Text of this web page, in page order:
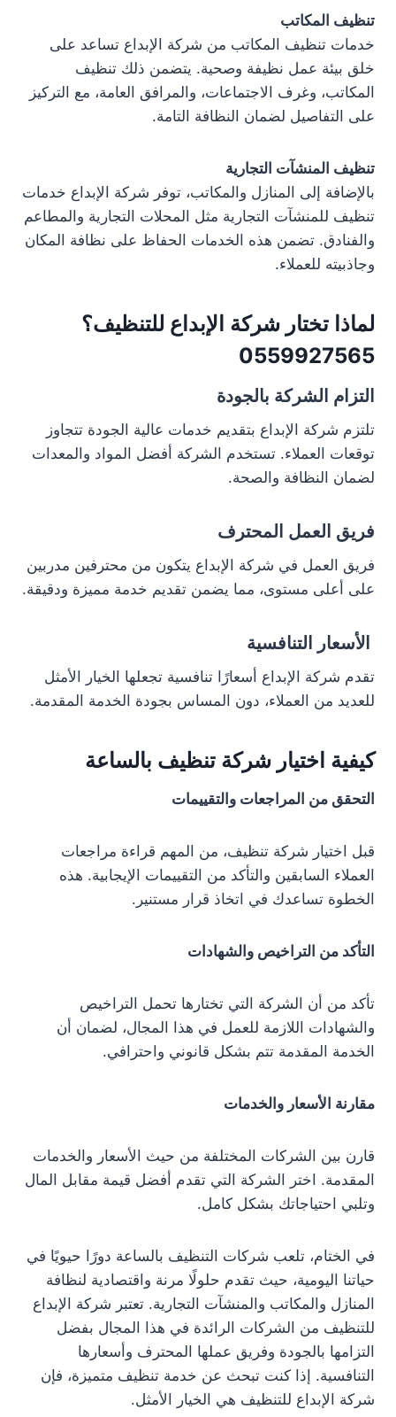
تنظيف المكاتب
خدمات تنظيف المكاتب من شركة الإبداع تساعد على
خلق بيئة عمل نظيفة وصحية. يتضمن ذلك تنظيف
المكاتب، وغرف الاجتماعات، والمرافق العامة، مع التركيز
على التفاصيل لضمان النظافة التامة.
تنظيف المنشآت التجارية
بالإضافة إلى المنازل والمكاتب، توفر شركة الإبداع خدمات
تنظيف للمنشآت التجارية مثل المحلات التجارية والمطاعم
والفنادق. تضمن هذه الخدمات الحفاظ على نظافة المكان
وجاذبيته للعملاء.
لماذا تختار شركة الإبداع للتنظيف؟
0559927565
التزام الشركة بالجودة
تلتزم شركة الإبداع بتقديم خدمات عالية الجودة تتجاوز
توقعات العملاء. تستخدم الشركة أفضل المواد والمعدات
لضمان النظافة والصحة.
فريق العمل المحترف
فريق العمل في شركة الإبداع يتكون من محترفين مدربين
على أعلى مستوى، مما يضمن تقديم خدمة مميزة ودقيقة.
الأسعار التنافسية
تقدم شركة الإبداع أسعارًا تنافسية تجعلها الخيار الأمثل
للعديد من العملاء، دون المساس بجودة الخدمة المقدمة.
كيفية اختيار شركة تنظيف بالساعة
التحقق من المراجعات والتقييمات
قبل اختيار شركة تنظيف، من المهم قراءة مراجعات
العملاء السابقين والتأكد من التقييمات الإيجابية. هذه
الخطوة تساعدك في اتخاذ قرار مستنير.
التأكد من التراخيص والشهادات
تأكد من أن الشركة التي تختارها تحمل التراخيص
والشهادات اللازمة للعمل في هذا المجال، لضمان أن
الخدمة المقدمة تتم بشكل قانوني واحترافي.
مقارنة الأسعار والخدمات
قارن بين الشركات المختلفة من حيث الأسعار والخدمات
المقدمة. اختر الشركة التي تقدم أفضل قيمة مقابل المال
وتلبي احتياجاتك بشكل كامل.
في الختام، تلعب شركات التنظيف بالساعة دورًا حيويًا في
حياتنا اليومية، حيث تقدم حلولًا مرنة واقتصادية لنظافة
المنازل والمكاتب والمنشآت التجارية. تعتبر شركة الإبداع
للتنظيف من الشركات الرائدة في هذا المجال بفضل
التزامها بالجودة وفريق عملها المحترف وأسعارها
التنافسية. إذا كنت تبحث عن خدمة تنظيف متميزة، فإن
شركة الإبداع للتنظيف هي الخيار الأمثل.